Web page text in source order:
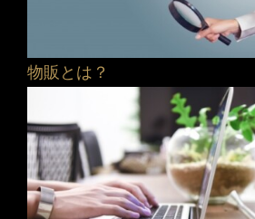
物販とは？